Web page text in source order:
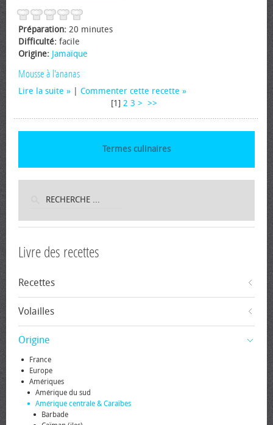
Préparation: 20 minutes
Difficulté: facile
Origine: Jamaïque
Mousse à l'ananas
Lire la suite
Commenter cette recette
[1] 2 3 > >>
Termes culinaires
Livre des recettes
Recettes
Volailles
Origine
France
Europe
Amériques
Amérique du sud
Amérique centrale & Caraïbes
Barbade